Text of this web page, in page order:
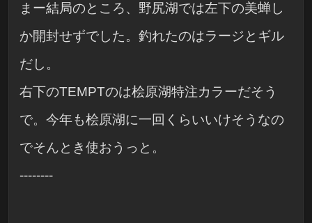
まー結局のところ、野尻湖では左下の美蝉し
か開封せずでした。釣れたのはラージとギル
だし。
右下のTEMPTのは桧原湖特注カラーだそう
で。今年も桧原湖に一回くらいいけそうなの
でそんとき使おうっと。
--------